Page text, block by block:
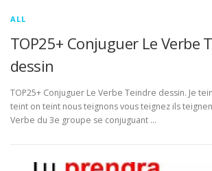
ALL
TOP25+ Conjuguer Le Verbe
dessin
TOP25+ Conjuguer Le Verbe Teindre dessin. Je
teint on teint nous teignons vous teignez ils
Verbe du 3e groupe se conjuguant …